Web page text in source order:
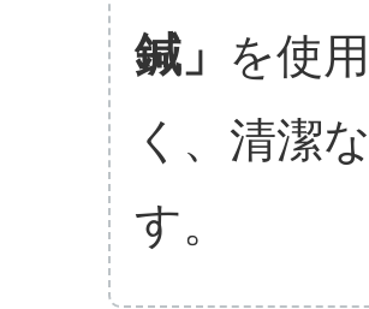
鍼」 を使
く、清潔
す。